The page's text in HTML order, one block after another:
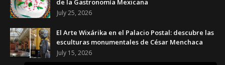
de la Gastronomía Mexicana
July 25, 2026
El Arte Wixárika en el Palacio Postal: descubre las
esculturas monumentales de César Menchaca
July 15, 2026